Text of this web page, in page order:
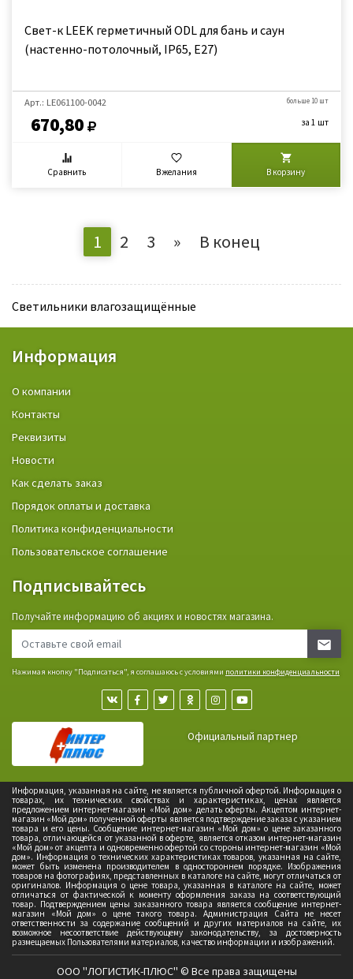
Свет-к LEEK герметичный ODL для бань и саун
(настенно-потолочный, IP65, E27)
Арт.: LE061100-0042
670,80
больше 10 шт
за 1 шт
Сравнить В желания В корзину
1 2 3 » В конец
Светильники влагозащищённые
Информация
О компании
Контакты
Реквизиты
Новости
Как сделать заказ
Порядок оплаты и доставка
Политика конфиденциальности
Пользовательское соглашение
Подписывайтесь
Получайте информацию об акциях и новостях магазина.
Нажимая кнопку "Подписаться", я соглашаюсь с условиями политики конфиденциальности
Официальный партнер
Информация, указанная на сайте, не является публичной офертой. Информация о
товарах, их технических свойствах и характеристиках, ценах является
предложением интернет-магазин «Мой дом» делать оферты. Акцептом интернет-
магазин «Мой дом» полученной оферты является подтверждение заказа с указанием
товара и его цены. Сообщение интернет-магазин «Мой дом» о цене заказанного
товара, отличающейся от указанной в оферте, является отказом интернет-магазин
«Мой дом» от акцепта и одновременно офертой со стороны интернет-магазин «Мой
дом». Информация о технических характеристиках товаров, указанная на сайте,
может быть изменена производителем в одностороннем порядке. Изображения
товаров на фотографиях, представленных в каталоге на сайте, могут отличаться от
оригиналов. Информация о цене товара, указанная в каталоге на сайте, может
отличаться от фактической к моменту оформления заказа на соответствующий
товар. Подтверждением цены заказанного товара является сообщение интернет-
магазин «Мой дом» о цене такого товара. Администрация Сайта не несет
ответственности за содержание сообщений и других материалов на сайте, их
возможное несоответствие действующему законодательству, за достоверность
размещаемых Пользователями материалов, качество информации и изображений.
ООО "ЛОГИСТИК-ПЛЮС" © Все права защищены